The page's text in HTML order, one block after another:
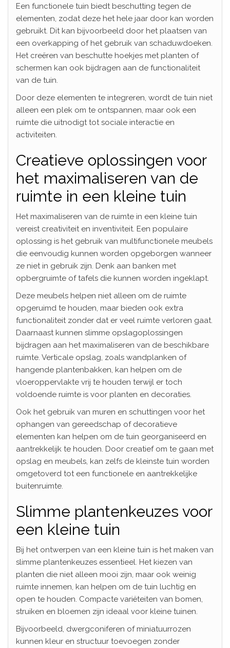
Een functionele tuin biedt beschutting tegen de
elementen, zodat deze het hele jaar door kan worden
gebruikt. Dit kan bijvoorbeeld door het plaatsen van
een overkapping of het gebruik van schaduwdoeken.
Het creëren van beschutte hoekjes met planten of
schermen kan ook bijdragen aan de functionaliteit
van de tuin.
Door deze elementen te integreren, wordt de tuin niet
alleen een plek om te ontspannen, maar ook een
ruimte die uitnodigt tot sociale interactie en
activiteiten.
Creatieve oplossingen voor
het maximaliseren van de
ruimte in een kleine tuin
Het maximaliseren van de ruimte in een kleine tuin
vereist creativiteit en inventiviteit. Een populaire
oplossing is het gebruik van multifunctionele meubels
die eenvoudig kunnen worden opgeborgen wanneer
ze niet in gebruik zijn. Denk aan banken met
opbergruimte of tafels die kunnen worden ingeklapt.
Deze meubels helpen niet alleen om de ruimte
opgeruimd te houden, maar bieden ook extra
functionaliteit zonder dat er veel ruimte verloren gaat.
Daarnaast kunnen slimme opslagoplossingen
bijdragen aan het maximaliseren van de beschikbare
ruimte. Verticale opslag, zoals wandplanken of
hangende plantenbakken, kan helpen om de
vloeroppervlakte vrij te houden terwijl er toch
voldoende ruimte is voor planten en decoraties.
Ook het gebruik van muren en schuttingen voor het
ophangen van gereedschap of decoratieve
elementen kan helpen om de tuin georganiseerd en
aantrekkelijk te houden. Door creatief om te gaan met
opslag en meubels, kan zelfs de kleinste tuin worden
omgetoverd tot een functionele en aantrekkelijke
buitenruimte.
Slimme plantenkeuzes voor
een kleine tuin
Bij het ontwerpen van een kleine tuin is het maken van
slimme plantenkeuzes essentieel. Het kiezen van
planten die niet alleen mooi zijn, maar ook weinig
ruimte innemen, kan helpen om de tuin luchtig en
open te houden. Compacte variëteiten van bomen,
struiken en bloemen zijn ideaal voor kleine tuinen.
Bijvoorbeeld, dwergconiferen of miniatuurrozen
kunnen kleur en structuur toevoegen zonder